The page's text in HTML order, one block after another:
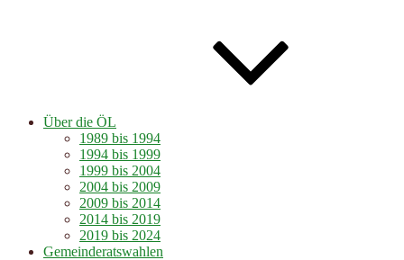
Über die ÖL
1989 bis 1994
1994 bis 1999
1999 bis 2004
2004 bis 2009
2009 bis 2014
2014 bis 2019
2019 bis 2024
Gemeinderatswahlen